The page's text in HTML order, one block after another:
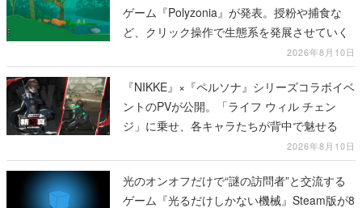
『NIKKE』×『ペルソナ』シリーズコラボイベ
ントのPVが公開。「ライフ ウィル チェン
ジ」に乗せ、各キャラたちが背中で魅せる
2026年8月10日
光のオンオフだけで“謎の訪問者”と交流する
ゲーム『光るだけしかない機械』Steam版が8
月28日に発売決定。訪問者の独白に光だけで
意思を伝える、『ファミレスを享受せよ』開
発元の最新作
2026年8月10日